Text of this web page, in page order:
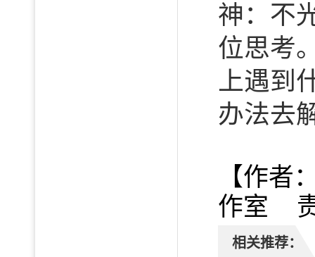
神：不
位思考
上遇到
办法去
【作
作室
相关推荐：